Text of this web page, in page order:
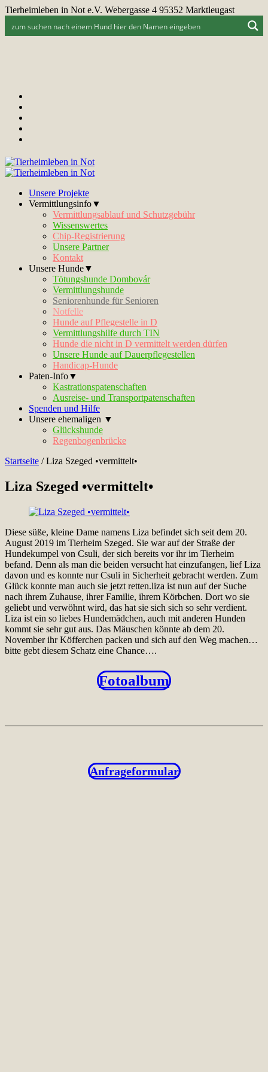
Tierheimleben in Not e.V. Webergasse 4 95352 Marktleugast
Unsere Projekte
Vermittlungsinfo▼
Vermittlungsablauf und Schutzgebühr
Wissenswertes
Chip-Registrierung
Unsere Partner
Kontakt
Unsere Hunde▼
Tötungshunde Dombovár
Vermittlungshunde
Seniorenhunde für Senioren
Notfelle
Hunde auf Pflegestelle in D
Vermittlungshilfe durch TIN
Hunde die nicht in D vermittelt werden dürfen
Unsere Hunde auf Dauerpflegestellen
Handicap-Hunde
Paten-Info▼
Kastrationspatenschaften
Ausreise- und Transportpatenschaften
Spenden und Hilfe
Unsere ehemaligen ▼
Glückshunde
Regenbogenbrücke
Startseite /Liza Szeged •vermittelt•
Liza Szeged •vermittelt•
Diese süße, kleine Dame namens Liza befindet sich seit dem 20.
August 2019 im Tierheim Szeged. Sie war auf der Straße der
Hundekumpel von Csuli, der sich bereits vor ihr im Tierheim
befand. Denn als man die beiden versucht hat einzufangen, lief Liza
davon und es konnte nur Csuli in Sicherheit gebracht werden. Zum
Glück konnte man auch sie jetzt retten.liza ist nun auf der Suche
nach ihrem Zuhause, ihrer Familie, ihrem Körbchen. Dort wo sie
geliebt und verwöhnt wird, das hat sie sich sich so sehr verdient.
Liza ist ein so liebes Hundemädchen, auch mit anderen Hunden
kommt sie sehr gut aus. Das Mäuschen könnte ab dem 20.
November ihr Köfferchen packen und sich auf den Weg machen…
bitte gebt diesem Schatz eine Chance….
Fotoalbum
Anfrageformular